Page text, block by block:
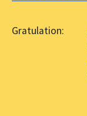
Gratulation: